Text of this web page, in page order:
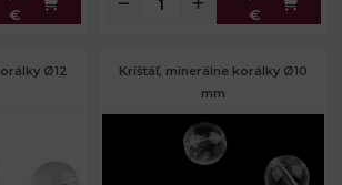
€
€
Ø12
Krištáľ, minerálne korálky Ø10
mm